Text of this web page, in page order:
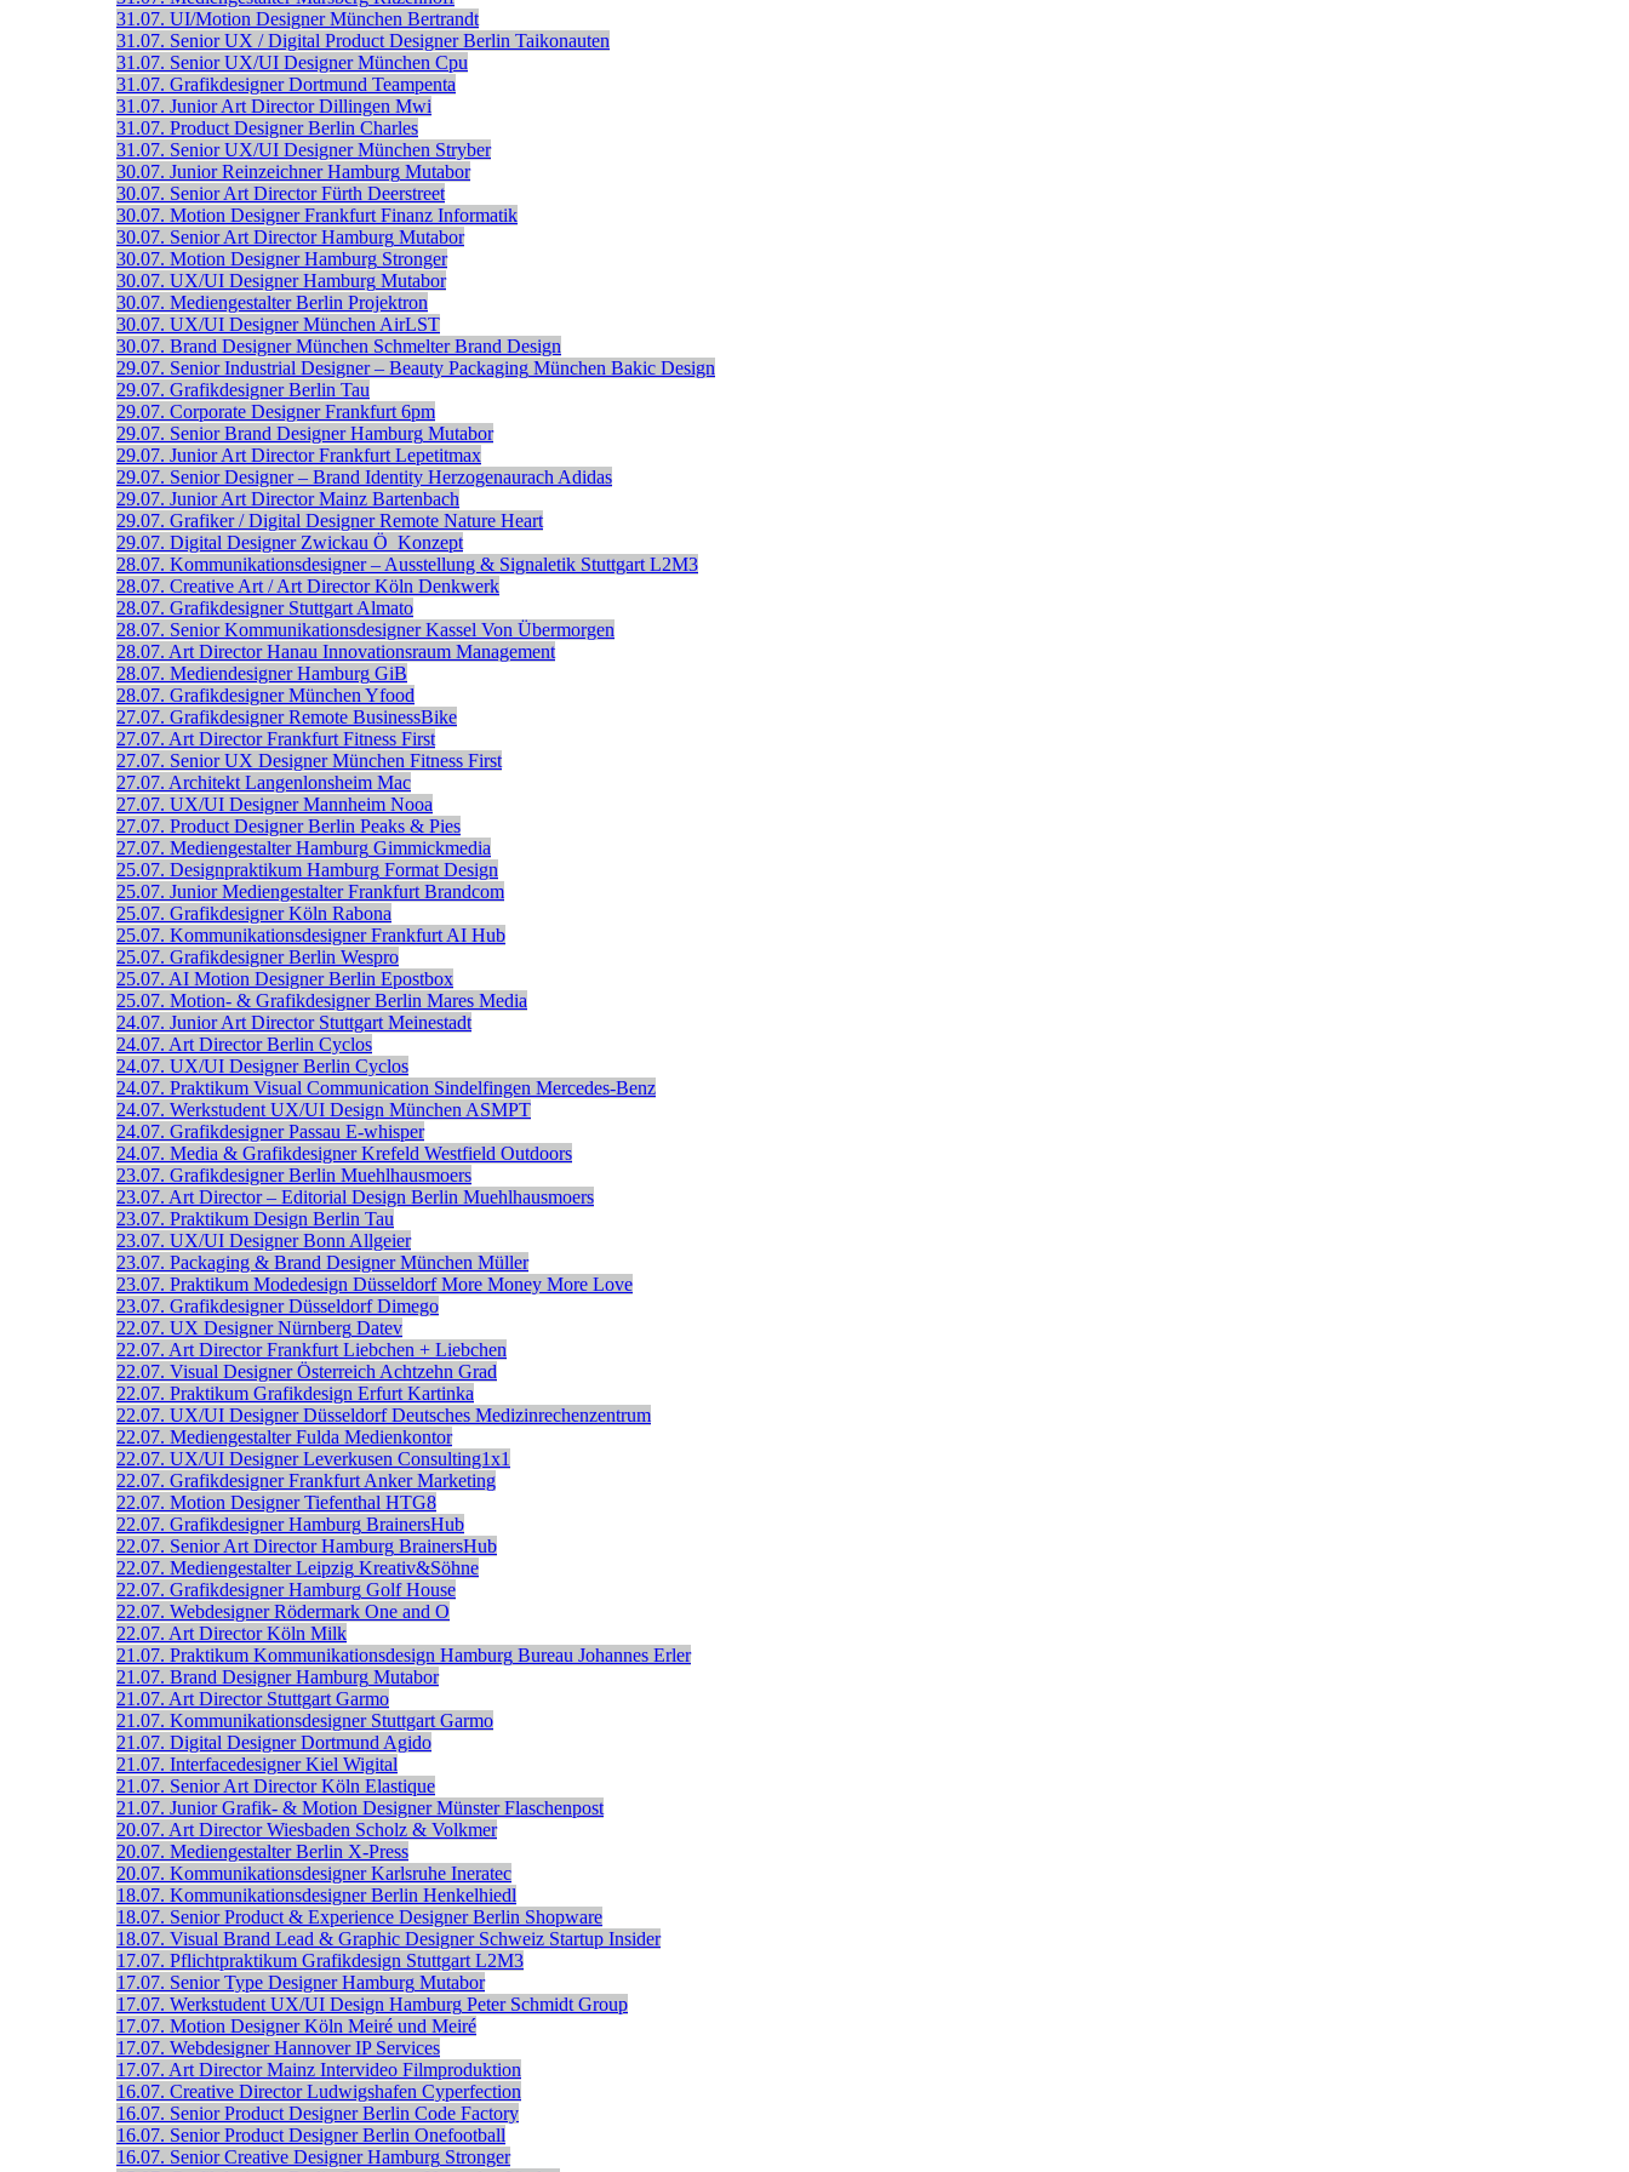
31.07. UI/Motion Designer München Bertrandt
31.07. Senior UX / Digital Product Designer Berlin Taikonauten
31.07. Senior UX/UI Designer München Cpu
31.07. Grafikdesigner Dortmund Teampenta
31.07. Junior Art Director Dillingen Mwi
31.07. Product Designer Berlin Charles
31.07. Senior UX/UI Designer München Stryber
30.07. Junior Reinzeichner Hamburg Mutabor
30.07. Senior Art Director Fürth Deerstreet
30.07. Motion Designer Frankfurt Finanz Informatik
30.07. Senior Art Director Hamburg Mutabor
30.07. Motion Designer Hamburg Stronger
30.07. UX/UI Designer Hamburg Mutabor
30.07. Mediengestalter Berlin Projektron
30.07. UX/UI Designer München AirLST
30.07. Brand Designer München Schmelter Brand Design
29.07. Senior Industrial Designer – Beauty Packaging München Bakic Design
29.07. Grafikdesigner Berlin Tau
29.07. Corporate Designer Frankfurt 6pm
29.07. Senior Brand Designer Hamburg Mutabor
29.07. Junior Art Director Frankfurt Lepetitmax
29.07. Senior Designer – Brand Identity Herzogenaurach Adidas
29.07. Junior Art Director Mainz Bartenbach
29.07. Grafiker / Digital Designer Remote Nature Heart
29.07. Digital Designer Zwickau Ö_Konzept
28.07. Kommunikationsdesigner – Ausstellung & Signaletik Stuttgart L2M3
28.07. Creative Art / Art Director Köln Denkwerk
28.07. Grafikdesigner Stuttgart Almato
28.07. Senior Kommunikations­designer Kassel Von Übermorgen
28.07. Art Director Hanau Innovationsraum Management
28.07. Mediendesigner Hamburg GiB
28.07. Grafikdesigner München Yfood
27.07. Grafikdesigner Remote BusinessBike
27.07. Art Director Frankfurt Fitness First
27.07. Senior UX Designer München Fitness First
27.07. Architekt Langenlonsheim Mac
27.07. UX/UI Designer Mannheim Nooa
27.07. Product Designer Berlin Peaks & Pies
27.07. Mediengestalter Hamburg Gimmickmedia
25.07. Designpraktikum Hamburg Format Design
25.07. Junior Mediengestalter Frankfurt Brandcom
25.07. Grafikdesigner Köln Rabona
25.07. Kommunikationsdesigner Frankfurt AI Hub
25.07. Grafikdesigner Berlin Wespro
25.07. AI Motion Designer Berlin Epostbox
25.07. Motion- & Grafikdesigner Berlin Mares Media
24.07. Junior Art Director Stuttgart Meinestadt
24.07. Art Director Berlin Cyclos
24.07. UX/UI Designer Berlin Cyclos
24.07. Praktikum Visual Communication Sindelfingen Mercedes-Benz
24.07. Werkstudent UX/UI Design München ASMPT
24.07. Grafikdesigner Passau E-whisper
24.07. Media & Grafikdesigner Krefeld Westfield Outdoors
23.07. Grafikdesigner Berlin Muehlhausmoers
23.07. Art Director – Editorial Design Berlin Muehlhausmoers
23.07. Praktikum Design Berlin Tau
23.07. UX/UI Designer Bonn Allgeier
23.07. Packaging & Brand Designer München Müller
23.07. Praktikum Modedesign Düsseldorf More Money More Love
23.07. Grafikdesigner Düsseldorf Dimego
22.07. UX Designer Nürnberg Datev
22.07. Art Director Frankfurt Liebchen + Liebchen
22.07. Visual Designer Österreich Achtzehn Grad
22.07. Praktikum Grafikdesign Erfurt Kartinka
22.07. UX/UI Designer Düsseldorf Deutsches Medizinrechenzentrum
22.07. Mediengestalter Fulda Medienkontor
22.07. UX/UI Designer Leverkusen Consulting1x1
22.07. Grafikdesigner Frankfurt Anker Marketing
22.07. Motion Designer Tiefenthal HTG8
22.07. Grafikdesigner Hamburg BrainersHub
22.07. Senior Art Director Hamburg BrainersHub
22.07. Mediengestalter Leipzig Kreativ&Söhne
22.07. Grafikdesigner Hamburg Golf House
22.07. Webdesigner Rödermark One and O
22.07. Art Director Köln Milk
21.07. Praktikum Kommunikationsdesign Hamburg Bureau Johannes Erler
21.07. Brand Designer Hamburg Mutabor
21.07. Art Director Stuttgart Garmo
21.07. Kommunikationsdesigner Stuttgart Garmo
21.07. Digital Designer Dortmund Agido
21.07. Interfacedesigner Kiel Wigital
21.07. Senior Art Director Köln Elastique
21.07. Junior Grafik- & Motion Designer Münster Flaschenpost
20.07. Art Director Wiesbaden Scholz & Volkmer
20.07. Mediengestalter Berlin X-Press
20.07. Kommunikationsdesigner Karlsruhe Ineratec
18.07. Kommunikationsdesigner Berlin Henkelhiedl
18.07. Senior Product & Experience Designer Berlin Shopware
18.07. Visual Brand Lead & Graphic Designer Schweiz Startup Insider
17.07. Pflichtpraktikum Grafikdesign Stuttgart L2M3
17.07. Senior Type Designer Hamburg Mutabor
17.07. Werkstudent UX/UI Design Hamburg Peter Schmidt Group
17.07. Motion Designer Köln Meiré und Meiré
17.07. Webdesigner Hannover IP Services
17.07. Art Director Mainz Intervideo Filmproduktion
16.07. Creative Director Ludwigshafen Cyperfection
16.07. Senior Product Designer Berlin Code Factory
16.07. Senior Product Designer Berlin Onefootball
16.07. Senior Creative Designer Hamburg Stronger